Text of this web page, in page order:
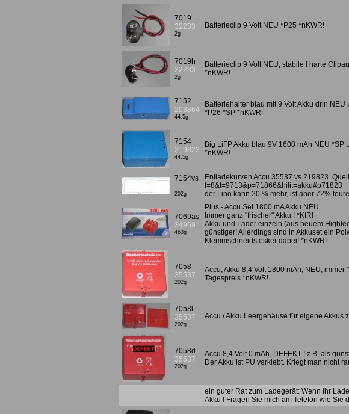
7019
32233
2g
Batterieclip 9 Volt NEU *P25 *nKWR!
7019h
32233
2g
Batterieclip 9 Volt NEU, stabile ! harte
*nKWR!
7152
203864
44,5g
Batteriehalter blau mit 9 Volt Akku drin
*P26 *SP *nKWR!
7154
219823
44,5g
Big LiFP Akku blau 9V 1600 mAh NEU *SP
*nKWR!
7154vs
202g
Entladekurven Accu 35537 vs 219823.
f=8&t=9713&p=71866&hilit=akku#p71823
der Lipo kann 20 % mehr, ist aber 72%
7069as
34969
463g
Plus - Accu Set 1800 mA Akku NEU.
Immer ganz "frischer" Akku ! *KtR!
Akku und Lader einzeln (aus neuem
günstiger! Allerdings sind in Akkuset ein
Klemmschneidstesker dabei! *nKWR!
7058
35537
202g
Accu, Akku 8,4 Volt 1800 mAh, NEU, immer
Tagespreis *nKWR!
7058l
35537
202g
Accu / Akku Leergehäuse für eigene Akkus
7058d
35537
202g
Accu 8,4 Volt 0 mAh, DEFEKT ! z.B. als
Der Akku ist PU verklebt. Kriegt man nicht
ein guter Rat zum Ladegerät: Wenn Ihr
Akku ! Fragen Sie mich am Telefon wie Sie